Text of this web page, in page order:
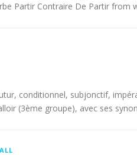
Partir Contraire De Partir from
conditionnel, subjonctif,
(3ème groupe), avec ses
ALL